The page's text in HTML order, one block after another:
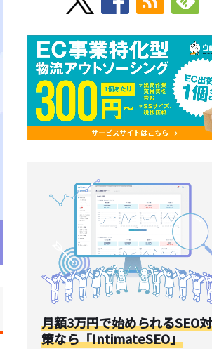
月額3万円で始められるSEO対
策なら「IntimateSEO」